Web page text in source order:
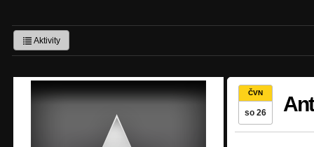
Aktivity
ČVN
so 26